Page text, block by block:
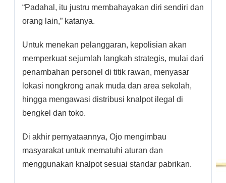
“Padahal, itu justru membahayakan diri sendiri dan
orang lain,” katanya.
Untuk menekan pelanggaran, kepolisian akan
memperkuat sejumlah langkah strategis, mulai dari
penambahan personel di titik rawan, menyasar
lokasi nongkrong anak muda dan area sekolah,
hingga mengawasi distribusi knalpot ilegal di
bengkel dan toko.
Di akhir pernyataannya, Ojo mengimbau
masyarakat untuk mematuhi aturan dan
menggunakan knalpot sesuai standar pabrikan.